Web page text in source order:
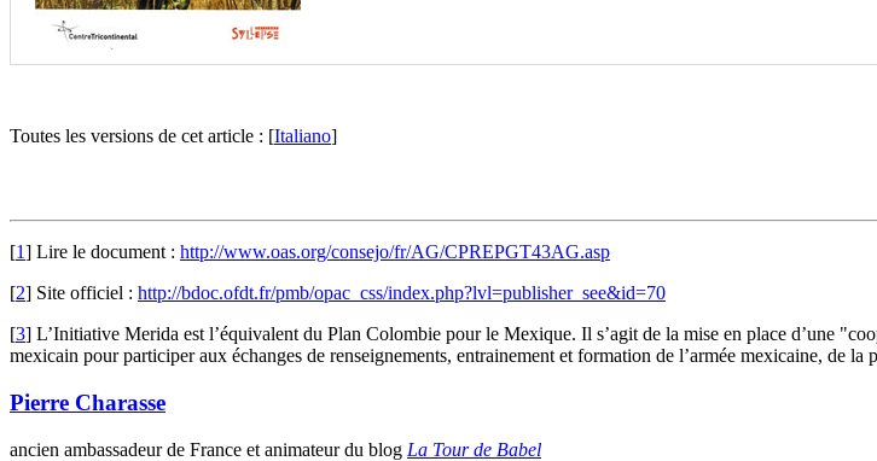
Toutes les versions de cet article : [Italiano]
[1] Lire le document : http://www.oas.org/consejo/fr/AG/CPREPGT43AG.asp
[2] Site officiel : http://bdoc.ofdt.fr/pmb/opac_css/index.php?lvl=publisher_see&id=70
[3] L’Initiative Merida est l’équivalent du Plan Colombie pour le Mexique. Il s’agit de la mise en place d’une
mexicain pour participer aux échanges de renseignements, entrainement et formation de l’armée mexicaine, de
Pierre Charasse
ancien ambassadeur de France et animateur du blog La Tour de Babel